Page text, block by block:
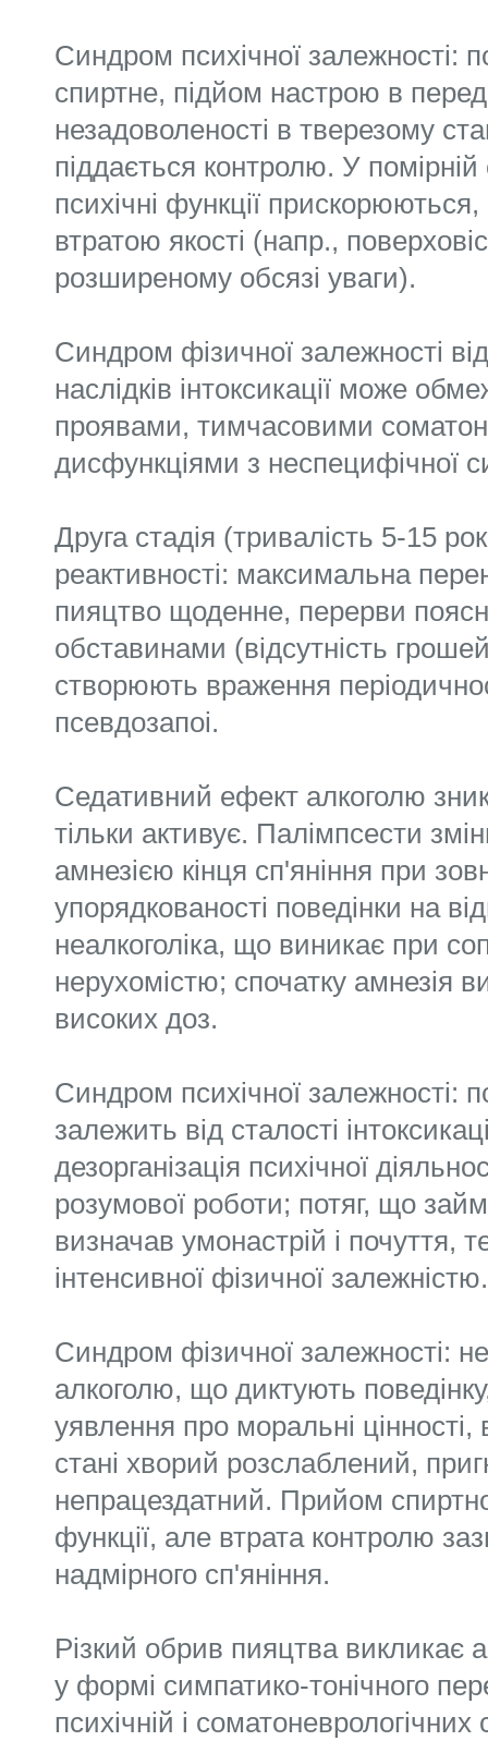
Синдром психічної залежності:
спиртне, підйом настрою в
незадоволеності в тверезому
піддається контролю. У помірній
психічні функції
втратою якості (напр.,
розширеному обсязі уваги).
Синдром фізичної залежності
наслідків інтоксикації може
проявами, тимчасовими
дисфункціями з неспецифічної
Друга стадія (тривалість 5-15
реактивності: максимальна
пияцтво щоденне, перерви
обставинами (відсутність
створюють враження
псевдозапоі.
Седативний ефект алкоголю
тільки активує. Палімпсести
амнезією кінця сп'яніння при
упорядкованості поведінки на
неалкоголіка, що виникає при
нерухомістю; спочатку амнезія
високих доз.
Синдром психічної залежності:
залежить від сталості
дезорганізація психічної
розумової роботи; потяг, що
визначав умонастрій і почуття,
інтенсивної фізичної залежністю.
Синдром фізичної залежності:
алкоголю, що диктують
уявлення про моральні
стані хворий розслаблений,
непрацездатний. Прийом
функції, але втрата контролю
надмірного сп'яніння.
Різкий обрив пияцтва викликає
у формі симпатико-тонічного
психічній і